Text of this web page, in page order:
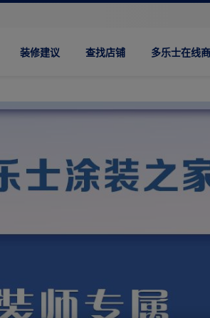
装修建议 查找店铺 多乐士在线